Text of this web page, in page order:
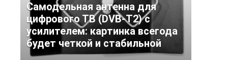
Самодельная антенна для
цифрового ТВ (DVB-T2) с
усилителем: картинка всегода
будет четкой и стабильной